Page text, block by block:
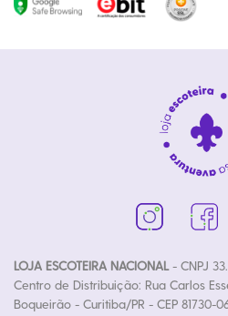
LOJA ESCOTEIRA NACIONAL- CNPJ
Centro de Distribuição: Rua Carlos
Boqueirão - Curitiba/PR - CEP 81730-